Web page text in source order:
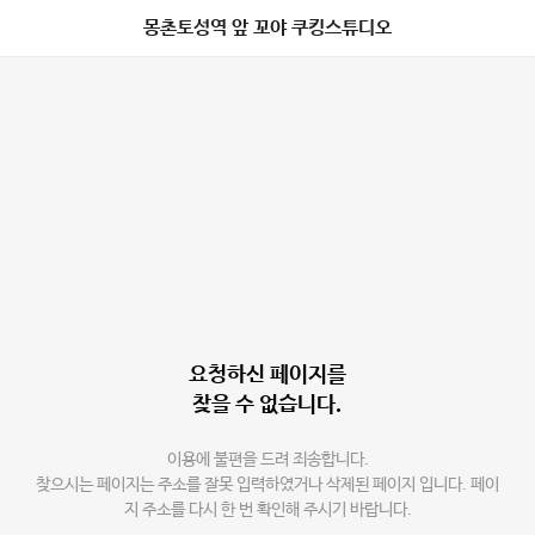
몽촌토성역 앞 꼬야 쿠킹스튜디오
요청하신 페이지를
찾을 수 없습니다.
이용에 불편을 드려 죄송합니다.
찾으시는 페이지는 주소를 잘못 입력하였거나 삭제된 페이지 입니다. 페이
지 주소를 다시 한 번 확인해 주시기 바랍니다.